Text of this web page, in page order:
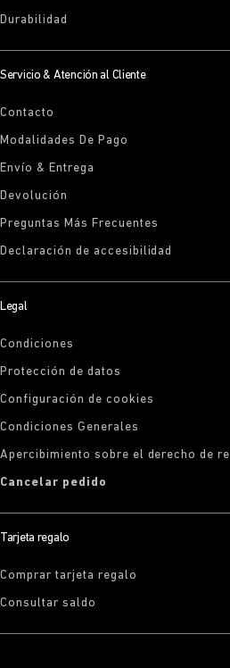
Durabilidad
Servicio & Atención al Cliente
Contacto
Modalidades De Pago
Envío & Entrega
Devolución
Preguntas Más Frecuentes
Declaración de accesibilidad
Legal
Condiciones
Protección de datos
Configuración de cookies
Condiciones Generales
Apercibimiento sobre el derecho de
Cancelar pedido
Tarjeta regalo
Comprar tarjeta regalo
Consultar saldo